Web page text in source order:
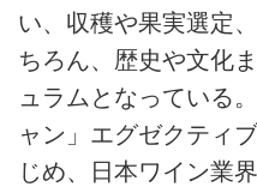
い、収穫や果実選定
ちろん、歴史や文化
ュラムとなっている
ャン」エグゼクティ
じめ、日本ワイン業